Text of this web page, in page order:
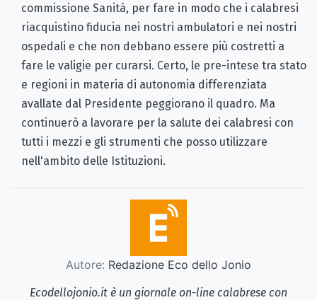
commissione Sanità, per fare in modo che i calabresi
riacquistino fiducia nei nostri ambulatori e nei nostri
ospedali e che non debbano essere più costretti a
fare le valigie per curarsi. Certo, le pre-intese tra stato
e regioni in materia di autonomia differenziata
avallate dal Presidente peggiorano il quadro. Ma
continuerò a lavorare per la salute dei calabresi con
tutti i mezzi e gli strumenti che posso utilizzare
nell'ambito delle Istituzioni.
Autore: Redazione Eco dello Jonio
Ecodellojonio.it è un giornale on-line calabrese con